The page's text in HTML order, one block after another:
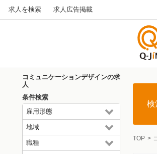
求人を検索 求人広告掲載
人サイ
コミュニケーションデザインの求
人
条件検索
雇用形態
地域
職種
検
TOP